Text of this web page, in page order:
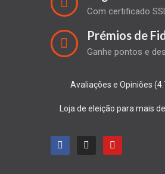
Com certificado
Prémios de
Ganhe pontos e
Avaliações e Opiniões
Loja de eleição para mais